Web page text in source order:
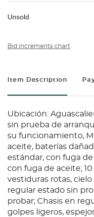
Unsold
Bid increments chart
Item Description
Ubicación:
sin prueba de
su funcionamiento,
aceite, baterías
estándar, con fuga
con fuga de aceite;
vestiduras rotas,
regular estado sin
probar; Chasis en
golpes ligeros,